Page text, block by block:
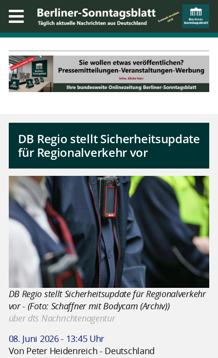
DB Regio stellt Sicherheitsupdate
für Regionalverkehr vor
DB Regio stellt Sicherheitsupdate für Regionalverkehr
vor - (Foto: Schaffner mit Bodycam (Archiv))
über dts Nachrichtenagentur
08. Juni 2026 - 13:45 Uhr
Von Peter Heidenreich - Deutschland